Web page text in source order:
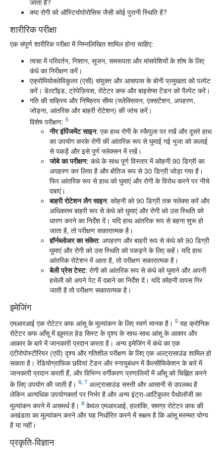
क्या रोगी को ऑस्टियोपोरोसिस जैसी कोई पुरानी स्थिति है?
शारीरिक परीक्षा
एक संपूर्ण शारीरिक परीक्षा में निम्नलिखित शामिल होना चाहिए:
त्वचा में परिवर्तन, निशान, सूजन, समरूपता और मांसपेशियों के शोष के लिए
कंधे का निरीक्षण करें।
एक्रोमियोक्लेविकुलर (एसी) संयुक्त और आसपास के बोनी प्रमुखता को पल्पेट
करें। डेल्टॉइड, ट्रेपेज़ियस, रोटेटर कफ और बाइसेप्स टेंडन को पैल्पेट करें।
गति की सक्रिय और निष्क्रिय सीमा (फ्लेक्सियन, एक्सटेंशन, अपहरण,
जोड़ना, आंतरिक और बाहरी रोटेशन) की जांच करें।
विशेष परीक्षण: 5
नीर इंपिंजमेंट साइन: एक हाथ रोगी के स्कैपुला पर रखें और दूसरे हाथ
का उपयोग करके रोगी की आंतरिक रूप से घुमाई गई भुजा को कलाई
से पकड़ें और इसे पूर्ण फ्लेक्सन में रखें।
जोबे का परीक्षण: कंधे के साथ पूर्ण विस्तार में कोहनी 90 डिग्री का
अपहरण कर लिया है और क्षैतिज रूप से 30 डिग्री जोड़ा गया है।
फिर आंतरिक रूप से हाथ को घुमाएं और रोगी के विरोध करने पर नीचे
दबाएं।
बाहरी रोटेशन लैग साइन: कोहनी को 90 डिग्री तक फ्लेक्स करें और
अधिकतम बाहरी रूप से कंधे को घुमाएं और रोगी को उस स्थिति को
धारण करने का निर्देश दें। यदि हाथ आंतरिक रूप से बहना शुरू हो
जाता है, तो परीक्षण सकारात्मक है।
हॉर्नब्लोअर का संकेत: अपहरण और बाहरी रूप से कंधे को 90 डिग्री
घुमाएं और रोगी को उस स्थिति को पकड़ने के लिए कहें। यदि हाथ
आंतरिक रोटेशन में आता है, तो परीक्षण सकारात्मक है।
बेली प्रेस टेस्ट: रोगी को आंतरिक रूप से कंधे को घुमाने और अपनी
हथेली को अपने पेट में दबाने का निर्देश दें। यदि कोहनी वापस गिर
जाती है तो परीक्षण सकारात्मक है।
इमेजिंग
एमआरआई एक रोटेटर कफ आंसू के मूल्यांकन के लिए स्वर्ण मानक है। 5 यह क्रोनिक
रोटेटर कफ आँसू में ह्यूमरल हेड सिस्ट के दृश्य के साथ-साथ आंसू के आकार और
आकार के बारे में जानकारी प्रदान करता है। अन्य इमेजिंग में कंधे का एक
एंटीरोपोस्टीरियर (एपी) दृश्य और गतिशील परीक्षण के लिए एक अल्ट्रासाउंड शामिल हो
सकता है। रेडियोग्राफिक छवियां टेंडन और स्नायुबंधन में कैल्सीफिकेशन के बारे में
जानकारी प्रदान करती हैं, और विभिन्न वर्गीकरण प्रणालियों में आँसू को चिह्नित करने
के लिए उपयोग की जाती हैं। 6, 7 अल्ट्रासाउंड सस्ती और आसानी से उपलब्ध है
लेकिन अत्यधिक उपयोगकर्ता पर निर्भर है और अन्य इंट्रा-आर्टिकुलर पैथोलॉजी का
मूल्यांकन करने में असमर्थ है। 8 केवल एमआरआई, हालांकि, समग्र रोटेटर कफ की
अखंडता का मूल्यांकन करने और यह निर्धारित करने में सक्षम है कि आंसू मरम्मत योग्य
है या नहीं।
प्रकृति-विज्ञान